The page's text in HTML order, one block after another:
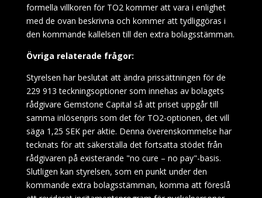
formella villkoren för TO2 kommer att vara i enlighet
med de ovan beskrivna och kommer att tydliggöras i
den kommande kallelsen till den extra bolagsstämman.
Övriga relaterade frågor:
Styrelsen har beslutat att ändra prissättningen för de
229 913 teckningsoptioner som innehas av bolagets
rådgivare Gemstone Capital så att priset uppgår till
samma inlösenpris som det för TO2-optionen, det vill
säga 1,25 SEK per aktie. Denna överenskommelse har
tecknats för att säkerställa det fortsatta stödet från
rådgivaren på existerande "no cure – no pay"-basis.
Slutligen kan styrelsen, som en punkt under den
kommande extra bolagsstämman, komma att föreslå